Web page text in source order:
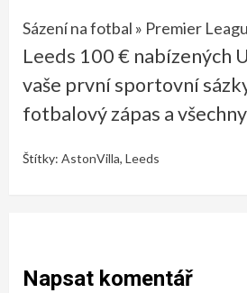
Sázení na fotbal » Premier
Leeds 100 € nabízených
vaše první sportovní
fotbalový zápas a
Štítky: AstonVilla, Leeds
Napsat komentář